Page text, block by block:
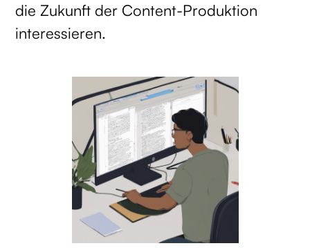
die Zukunft der Content-Produktion
interessieren.